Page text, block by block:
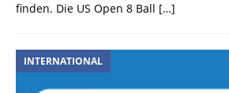
finden. Die US Open 8 Ball […]
INTERNATIONAL